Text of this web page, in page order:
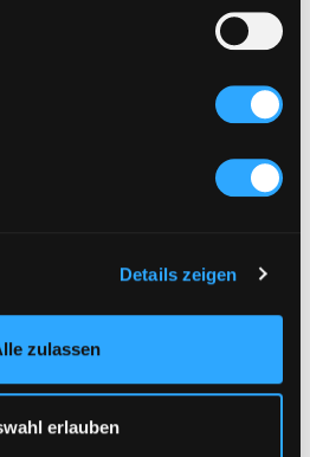
Details zeigen
zulassen
erlauben